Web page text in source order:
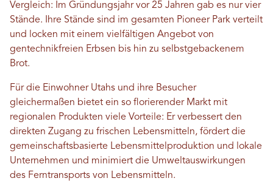
Vergleich: Im Gründungsjahr vor 25 Jahren gab es nur vier
Stände. Ihre Stände sind im gesamten Pioneer Park verteilt
und locken mit einem vielfältigen Angebot von
gentechnikfreien Erbsen bis hin zu selbstgebackenem
Brot.
Für die Einwohner Utahs und ihre Besucher
gleichermaßen bietet ein so florierender Markt mit
regionalen Produkten viele Vorteile: Er verbessert den
direkten Zugang zu frischen Lebensmitteln, fördert die
gemeinschaftsbasierte Lebensmittelproduktion und lokale
Unternehmen und minimiert die Umweltauswirkungen
des Ferntransports von Lebensmitteln.